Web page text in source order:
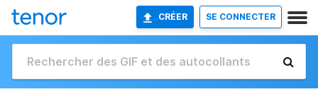
CRÉER SE CONNECTER